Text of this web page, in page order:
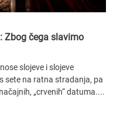
Zbog čega slavimo
slojeve i slojeve
sete na ratna stradanja, pa
„crvenih“ datuma....